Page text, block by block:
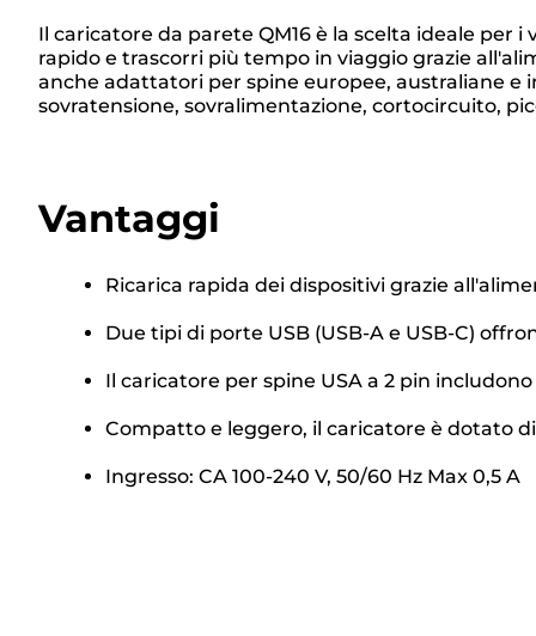
Il caricatore da parete QM16 è la scelta ideale per
rapido e trascorri più tempo in viaggio grazie
anche adattatori per spine europee, australiane e
sovratensione, sovralimentazione, cortocircuito,
Vantaggi
Ricarica rapida dei dispositivi grazie
Due tipi di porte USB (USB-A e USB-C)
Il caricatore per spine USA a 2 pin
Compatto e leggero, il caricatore è dotato
Ingresso: CA 100-240 V, 50/60 Hz Max 0,5 A